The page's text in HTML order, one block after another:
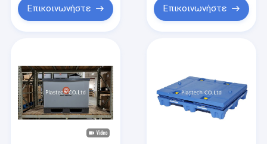
Επικοινωνήστε Επικοινωνήστε